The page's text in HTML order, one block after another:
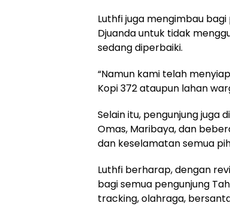
Luthfi juga mengimbau
Djuanda untuk tidak
sedang diperbaiki.
“Namun kami telah
Kopi 372 ataupun lahan
Selain itu, pengunjung juga
Omas, Maribaya, dan
dan keselamatan semua
Luthfi berharap, dengan
bagi semua pengunjung
tracking, olahraga,